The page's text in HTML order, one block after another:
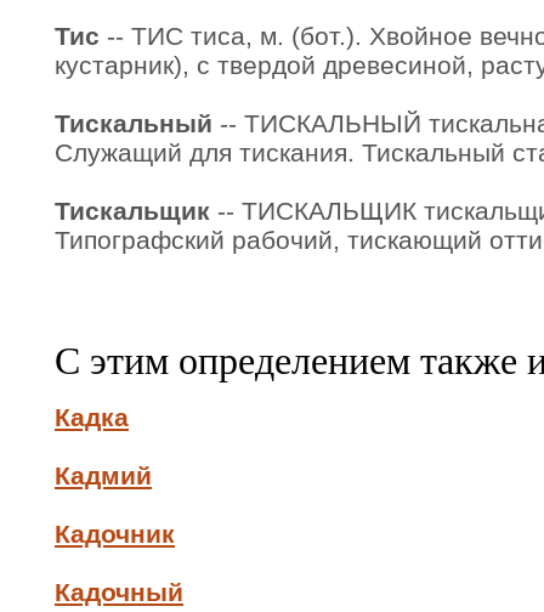
Тис -- ТИС тиса, м. (бот.). Хвойное
кустарник), с твердой древесиной,
Тискальный -- ТИСКАЛЬНЫЙ
Служащий для тискания. Тискальный
Тискальщик -- ТИСКАЛЬЩИК
Типографский рабочий, тискающий
С этим определением также
Кадка
Кадмий
Кадочник
Кадочный